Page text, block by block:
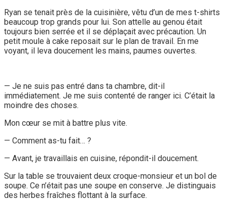
Ryan se tenait près de la cuisinière, vêtu d’un de mes t-shirts
beaucoup trop grands pour lui. Son attelle au genou était
toujours bien serrée et il se déplaçait avec précaution. Un
petit moule à cake reposait sur le plan de travail. En me
voyant, il leva doucement les mains, paumes ouvertes.
— Je ne suis pas entré dans ta chambre, dit-il
immédiatement. Je me suis contenté de ranger ici. C’était la
moindre des choses.
Mon cœur se mit à battre plus vite.
— Comment as-tu fait… ?
— Avant, je travaillais en cuisine, répondit-il doucement.
Sur la table se trouvaient deux croque-monsieur et un bol de
soupe. Ce n’était pas une soupe en conserve. Je distinguais
des herbes fraîches flottant à la surface.